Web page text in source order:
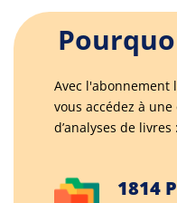
Avec l'abonnement
vous accédez à
d’analyses de livres :
1814